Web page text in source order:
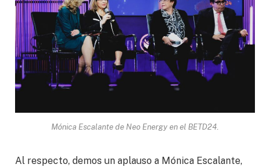
Mónica Escalante de Neo Energy en el BETD24.
Al respecto, demos un aplauso a Mónica Escalante,